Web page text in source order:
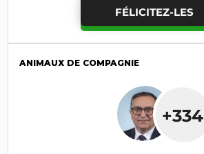
FÉLICITEZ-LES
ANIMAUX DE COMPAGNIE
+334